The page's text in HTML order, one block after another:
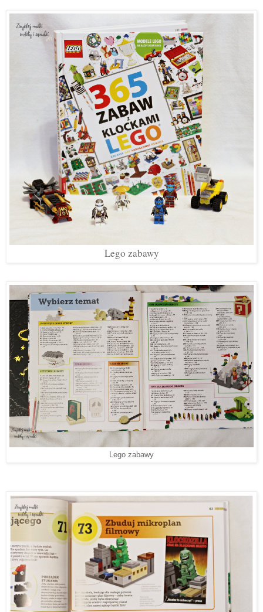
Lego zabawy
Lego zabawy